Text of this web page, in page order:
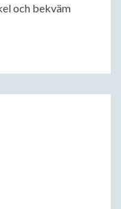
och bekväm